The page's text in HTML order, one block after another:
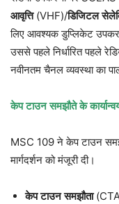
आवृत्ति(VHF)/डिजिटल
लिए आवश्यक डुप्लिकेट
उससे पहले निर्धारित पहले
नवीनतम चैनल व्यवस्था का
केप टाउन समझौते के
MSC 109 ने केप टाउन
मार्गदर्शन को मंजूरी दी।
केप टाउन समझौता